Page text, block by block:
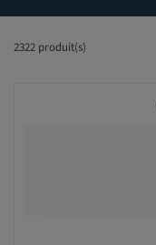
2322 produit(s)